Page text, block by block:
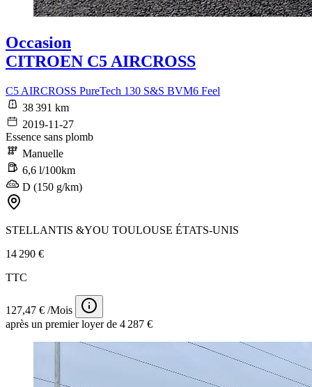
Occasion
CITROEN C5 AIRCROSS
C5 AIRCROSS PureTech 130 S&S BVM6 Feel
38 391 km
2019-11-27
Essence sans plomb
Manuelle
6,6 l/100km
D (150 g/km)
STELLANTIS &YOU TOULOUSE ÉTATS-UNIS
14 290 €
TTC
127,47 € /Mois
après un premier loyer de 4 287 €